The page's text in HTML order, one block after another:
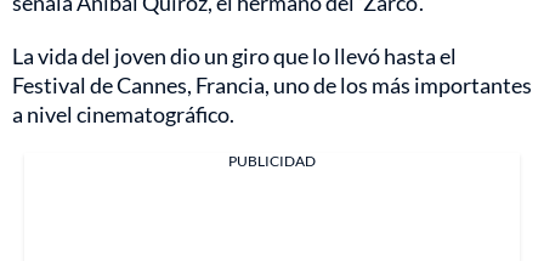
La vida del joven dio un giro que lo llevó hasta el
Festival de Cannes, Francia, uno de los más importantes
a nivel cinematográfico.
PUBLICIDAD